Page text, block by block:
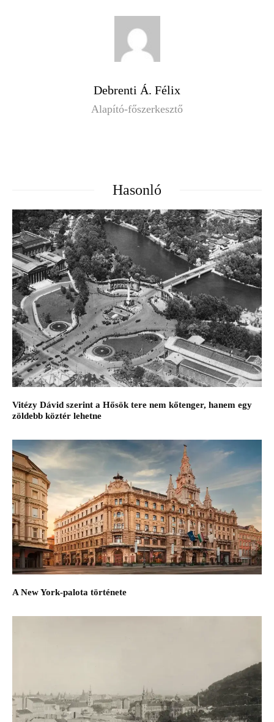
Debrenti Á. Félix
Alapító-főszerkesztő
Hasonló
Vitézy Dávid szerint a Hősök tere nem kőtenger, hanem egy
zöldebb köztér lehetne
A New York-palota története